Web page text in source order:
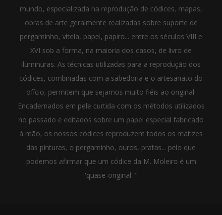
mundo, especializada na reprodução de códices, mapas,
obras de arte geralmente realizadas sobre suporte de
pergaminho, vitela, papel, papiro... entre os séculos VIII e
XVI sob a forma, na maioria dos casos, de livro de
iluminuras. As técnicas utilizadas para a reprodução dos
códices, combinadas com a sabedoria e o artesanato do
ofício, permitem que sejamos muito fiéis ao original.
Encadernados em pele curtida com os métodos utilizados
no passado e editados sobre um papel especial fabricado
à mão, os nossos códices reproduzem todos os matizes
das pinturas, o pergaminho, ouros, pratas... pelo que
podemos afirmar que um códice da M. Moleiro é um
'quase-original' "